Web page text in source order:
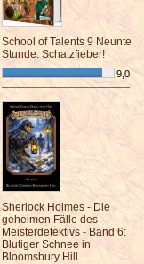
School of Talents 9 Neunte
Stunde: Schatzfieber!
9,0
¯¯¯¯¯¯¯¯¯¯¯¯¯¯¯¯¯¯¯¯¯¯¯¯
Sherlock Holmes - Die
geheimen Fälle des
Meisterdetektivs - Band 6:
Blutiger Schnee in
Bloomsbury Hill